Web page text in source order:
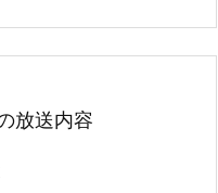
放送内容